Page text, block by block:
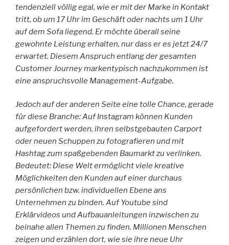
tendenziell völlig egal, wie er mit der Marke in Kontakt
tritt, ob um 17 Uhr im Geschäft oder nachts um 1 Uhr
auf dem Sofa liegend. Er möchte überall seine
gewohnte Leistung erhalten, nur dass er es jetzt 24/7
erwartet. Diesem Anspruch entlang der gesamten
Customer Journey markentypisch nachzukommen ist
eine anspruchsvolle Management-Aufgabe.
Jedoch auf der anderen Seite eine tolle Chance, gerade
für diese Branche: Auf Instagram können Kunden
aufgefordert werden, ihren selbstgebauten Carport
oder neuen Schuppen zu fotografieren und mit
Hashtag zum spaßgebenden Baumarkt zu verlinken.
Bedeutet: Diese Welt ermöglicht viele kreative
Möglichkeiten den Kunden auf einer durchaus
persönlichen bzw. individuellen Ebene ans
Unternehmen zu binden. Auf Youtube sind
Erklärvideos und Aufbauanleitungen inzwischen zu
beinahe allen Themen zu finden. Millionen Menschen
zeigen und erzählen dort, wie sie ihre neue Uhr